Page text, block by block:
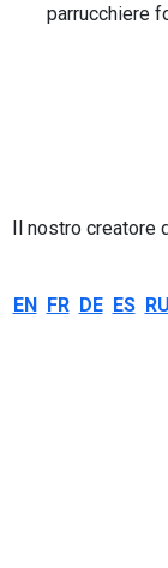
parrucchiere
Il nostro creatore
EN FR DE ES RU